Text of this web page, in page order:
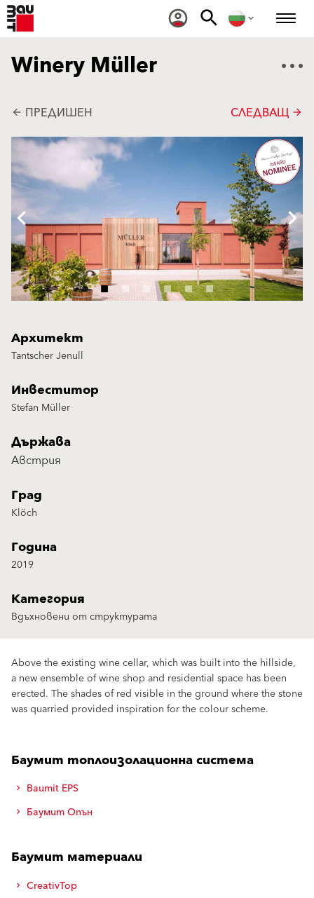
Winery Müller
arrow_back ПРЕДИШЕН СЛЕДВАЩ arrow_forward
Above the existing wine cellar, which was built into the hillside,
a new ensemble of wine shop and residential space has been
erected. The shades of red visible in the ground where the stone
was quarried provided inspiration for the colour scheme.
Баумит топлоизолационна система
Baumit EPS
Баумит Опън
Баумит материали
CreativTop
Архитект
Tantscher Jenull
Инвеститор
Stefan Müller
Държава
Австрия
Град
Klöch
Година
2019
Категория
Вдъхновени от структурата